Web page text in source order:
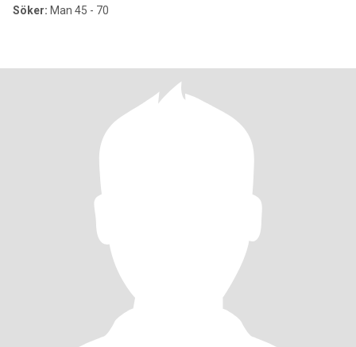
Söker: Man 45 - 70